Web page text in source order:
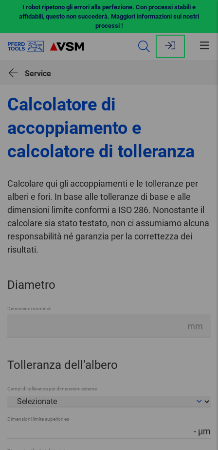
I robot ripetono gli errori alla perfezione. Con processi stabili e
affidabili, questo non succederà. Maggiori informazioni sui nostri
processi !
Service
Calcolatore di
accoppiamento e
calcolatore di tolleranza
Calcolare qui gli accoppiamenti e le tolleranze per
alberi e fori. In base alle tolleranze di base e alle
dimensioni limite conformi a ISO 286. Nonostante il
calcolare sia stato testato, non ci assumiamo alcuna
responsabilità né garanzia per la correttezza dei
risultati.
Diametro
Dimensioni nominali
mm
Tolleranza dell’albero
Campi di tolleranza per dimensioni esterne
Dimensioni limite superiori es
- µm